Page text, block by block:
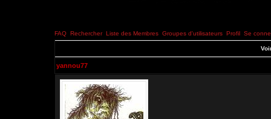
FAQ Rechercher Liste des Membres Groupes d'utilisateurs Profil Se
yannou77